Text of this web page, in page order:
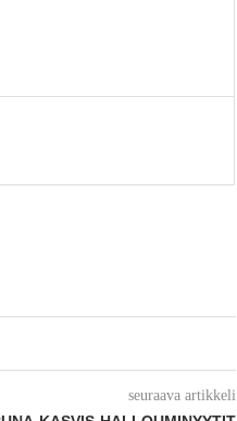
seuraava artikkeli